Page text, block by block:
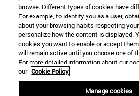
browse. Different types of cookies have
For example, to identify you as a user,
about your browsing habits respecting
personalize how the content is displayed.
cookies you want to enable or accept
will remain active until you choose one of
For more detailed information about our
our Cookie Policy.
Manage cookies